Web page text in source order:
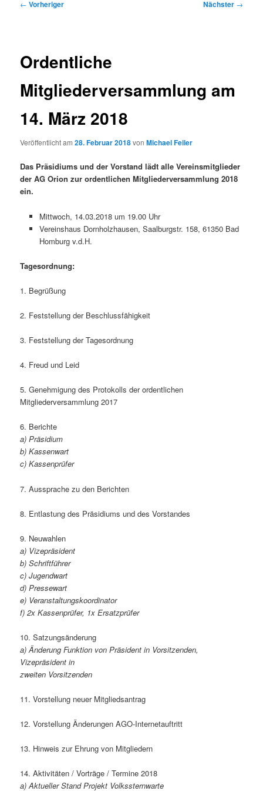
Beitragsnavigation
← Vorheriger Nächster →
Ordentliche
Mitgliederversammlung am
14. März 2018
Veröffentlicht am28. Februar 2018vonMichael Feiler
Das Präsidiums und der Vorstand lädt alle Vereinsmitglieder
der AG Orion zur ordentlichen Mitgliederversammlung 2018
ein.
Mittwoch, 14.03.2018 um 19.00 Uhr
Vereinshaus Dornholzhausen, Saalburgstr. 158, 61350 Bad
Homburg v.d.H.
Tagesordnung:
1. Begrüßung
2. Feststellung der Beschlussfähigkeit
3. Feststellung der Tagesordnung
4. Freud und Leid
5. Genehmigung des Protokolls der ordentlichen
Mitgliederversammlung 2017
6. Berichte
a) Präsidium
b) Kassenwart
c) Kassenprüfer
7. Aussprache zu den Berichten
8. Entlastung des Präsidiums und des Vorstandes
9. Neuwahlen
a) Vizepräsident
b) Schriftführer
c) Jugendwart
d) Pressewart
e) Veranstaltungskoordinator
f) 2x Kassenprüfer, 1x Ersatzprüfer
10. Satzungsänderung
a) Änderung Funktion von Präsident in Vorsitzenden,
Vizepräsident in
zweiten Vorsitzenden
11. Vorstellung neuer Mitgliedsantrag
12. Vorstellung Änderungen AGO-Internetauftritt
13. Hinweis zur Ehrung von Mitgliedern
14. Aktivitäten / Vorträge / Termine 2018
a) Aktueller Stand Projekt Volkssternwarte